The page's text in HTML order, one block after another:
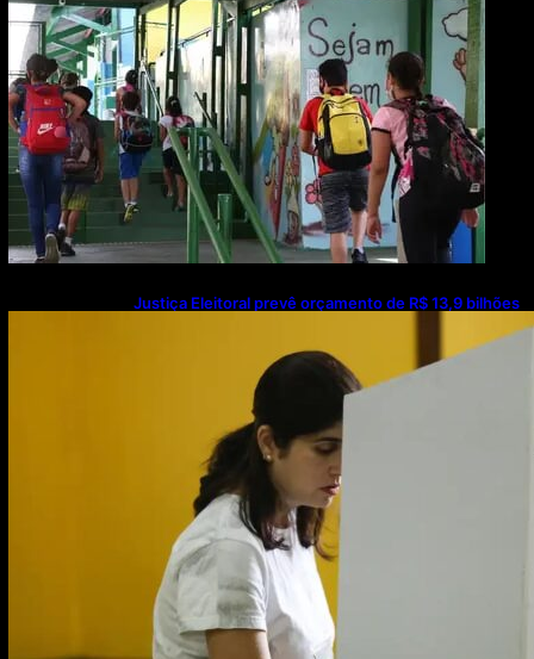
Justiça Eleitoral prevê orçamento de R$ 13,9 bilhões